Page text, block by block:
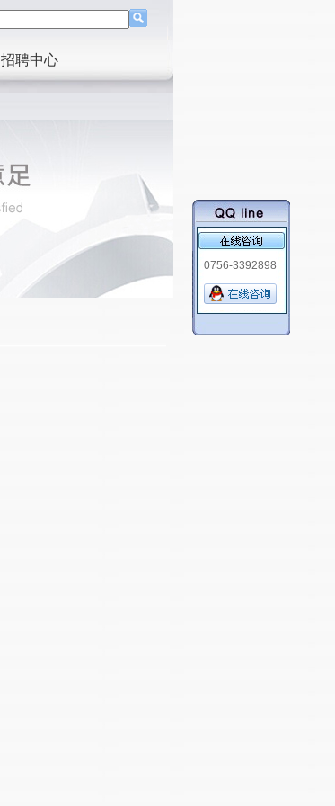
招聘中心
0756-3392898